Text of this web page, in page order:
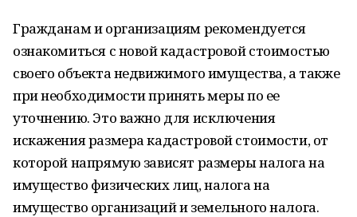
Гражданам и организациям рекомендуется
ознакомиться с новой кадастровой стоимостью
своего объекта недвижимого имущества, а также
при необходимости принять меры по ее
уточнению. Это важно для исключения
искажения размера кадастровой стоимости, от
которой напрямую зависят размеры налога на
имущество физических лиц, налога на
имущество организаций и земельного налога.